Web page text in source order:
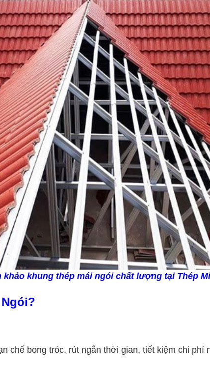
khảo khung thép mái ngói chất lượng tại Thép
chế bong tróc, rút ngắn thời gian, tiết kiệm chi phí